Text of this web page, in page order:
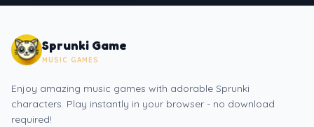
Sprunki Game
MUSIC GAMES
Enjoy amazing music games with adorable Sprunki
characters. Play instantly in your browser - no download
required!